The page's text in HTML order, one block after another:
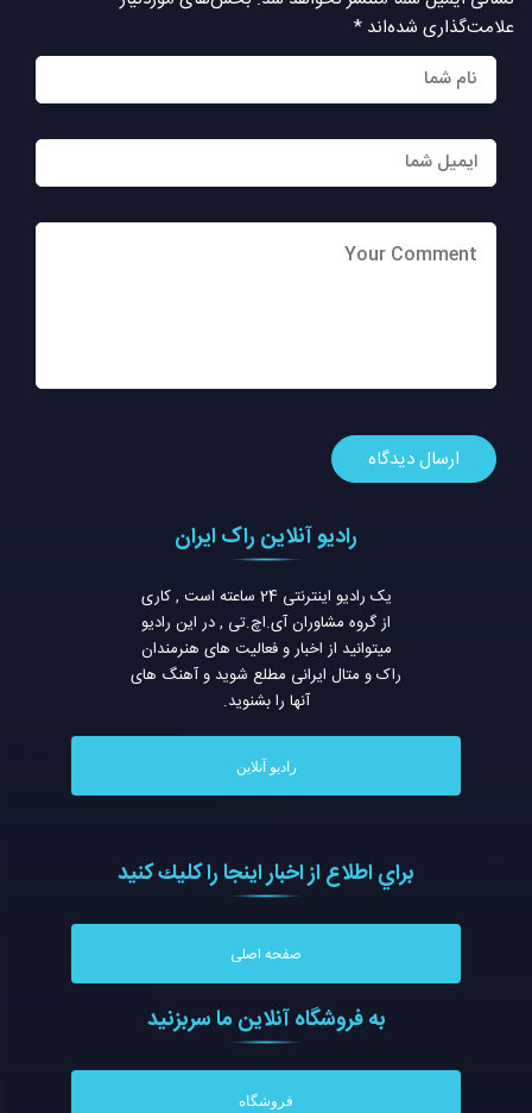
علامت‌گذاری شده‌اند *
رادیو آنلاین راک ایران
یک رادیو اینترنتی 24 ساعته است , کاری
از گروه مشاوران آی.اچ.تی , در این رادیو
میتوانید از اخبار و فعالیت های هنرمندان
راک و متال ایرانی مطلع شوید و آهنگ های
آنها را بشنوید.
رادیو آنلاین
براي اطلاع از اخبار اينجا را كليك كنيد
صفحه اصلی
به فروشگاه آنلاين ما سربزنيد
فروشگاه